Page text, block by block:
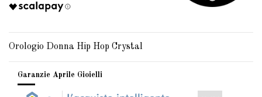
Orologio Donna Hip Hop Crystal
Garanzie Aprile Gioielli